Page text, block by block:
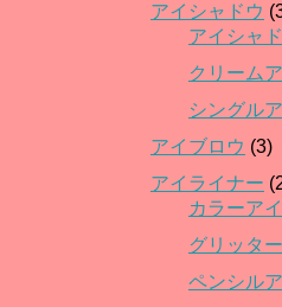
アイシャドウ
アイシャ
クリーム
シングル
アイブロウ (3)
アイライナー
カラーア
グリッタ
ペンシル